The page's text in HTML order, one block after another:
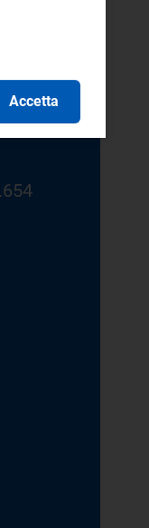
Milano
Accetta